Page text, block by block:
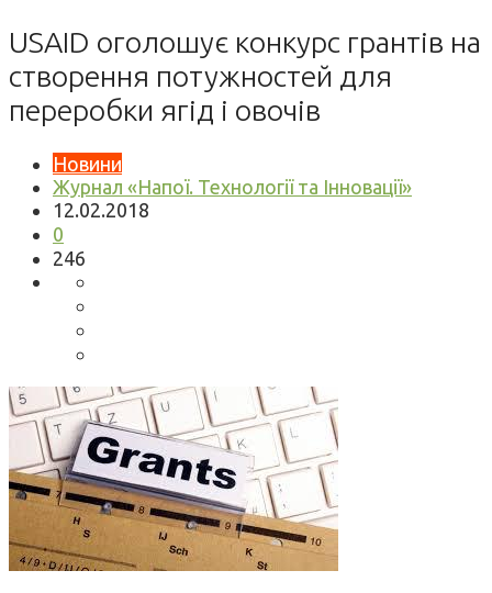
USAID оголошує конкурс грантів на
створення потужностей для
переробки ягід і овочів
Новини
Журнал «Напої. Технології та Інновації»
12.02.2018
0
246